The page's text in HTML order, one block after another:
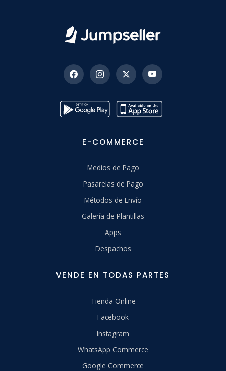
E-COMMERCE
Medios de Pago
Pasarelas de Pago
Métodos de Envío
Galería de Plantillas
Apps
Despachos
VENDE EN TODAS PARTES
Tienda Online
Facebook
Instagram
WhatsApp Commerce
Google Commerce